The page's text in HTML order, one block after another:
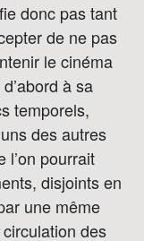
donc pas tant
de ne pas
le cinéma
à sa
temporels,
des autres
l’on pourrait
disjoints en
une même
des